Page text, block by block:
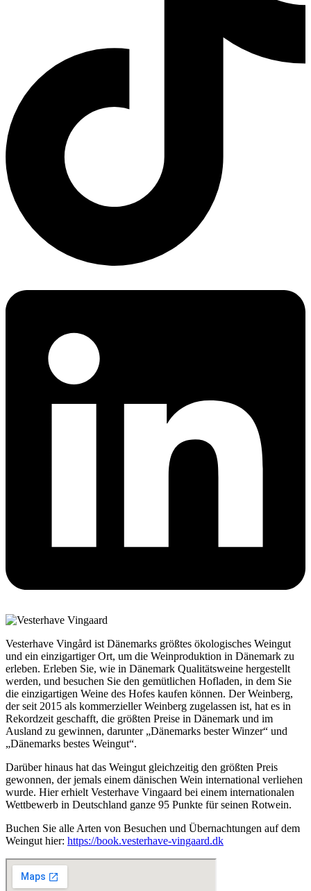
Vesterhave Vingård ist Dänemarks größtes ökologisches Weingut
und ein einzigartiger Ort, um die Weinproduktion in Dänemark zu
erleben. Erleben Sie, wie in Dänemark Qualitätsweine hergestellt
werden, und besuchen Sie den gemütlichen Hofladen, in dem Sie
die einzigartigen Weine des Hofes kaufen können. Der Weinberg,
der seit 2015 als kommerzieller Weinberg zugelassen ist, hat es in
Rekordzeit geschafft, die größten Preise in Dänemark und im
Ausland zu gewinnen, darunter „Dänemarks bester Winzer“ und
„Dänemarks bestes Weingut“.
Darüber hinaus hat das Weingut gleichzeitig den größten Preis
gewonnen, der jemals einem dänischen Wein international verliehen
wurde. Hier erhielt Vesterhave Vingaard bei einem internationalen
Wettbewerb in Deutschland ganze 95 Punkte für seinen Rotwein.
Buchen Sie alle Arten von Besuchen und Übernachtungen auf dem
Weingut hier: https://book.vesterhave-vingaard.dk